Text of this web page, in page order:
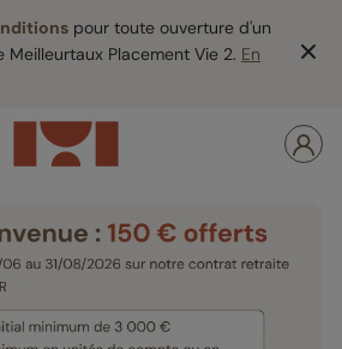
pour toute ouverture d'un
Placement Vie 2. En